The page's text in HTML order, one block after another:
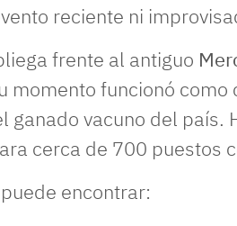
reciente ni
frente al antiguo
momento funcionó
ganado vacuno del país.
cerca de 700 puestos
encontrar: